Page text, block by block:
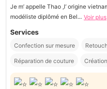
Je m’ appelle Thao ,l’ origine
modéliste diplômé en Bel... Voir plus
Services
Confection sur mesure
Réparation de couture